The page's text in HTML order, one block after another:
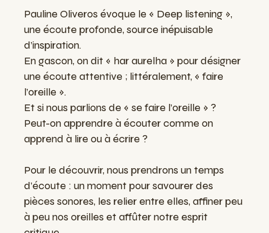
Pauline Oliveros évoque le « Deep listening »,
une écoute profonde, source inépuisable
d’inspiration.
En gascon, on dit « har aurelha » pour désigner
une écoute attentive ; littéralement, « faire
l’oreille ».
Et si nous parlions de « se faire l’oreille » ?
Peut-on apprendre à écouter comme on
apprend à lire ou à écrire ?
Pour le découvrir, nous prendrons un temps
d’écoute : un moment pour savourer des
pièces sonores, les relier entre elles, affiner peu
à peu nos oreilles et affûter notre esprit